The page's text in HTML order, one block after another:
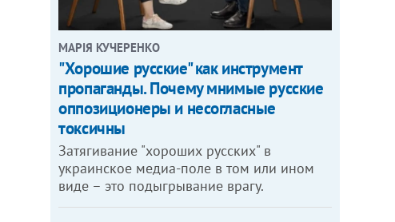
МАРІЯ КУЧЕРЕНКО
"Хорошие русские" как инструмент
пропаганды. Почему мнимые русские
оппозиционеры и несогласные
токсичны
Затягивание "хороших русских" в
украинское медиа-поле в том или ином
виде – это подыгрывание врагу.